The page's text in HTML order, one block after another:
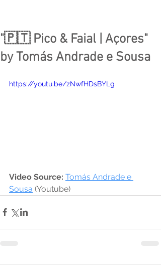
"🇵🇹 Pico & Faial | Açores"
by Tomás Andrade e Sousa
https://youtu.be/zNwfHDsBYLg
Video Source: Tomás Andrade e
Sousa (Youtube)